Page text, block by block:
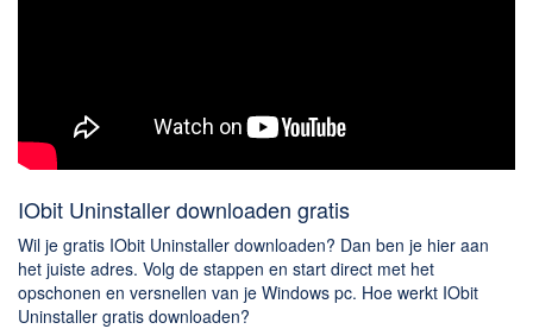
IObit Uninstaller downloaden gratis
Wil je gratis IObit Uninstaller downloaden? Dan ben je hier aan
het juiste adres. Volg de stappen en start direct met het
opschonen en versnellen van je Windows pc. Hoe werkt IObit
Uninstaller gratis downloaden?